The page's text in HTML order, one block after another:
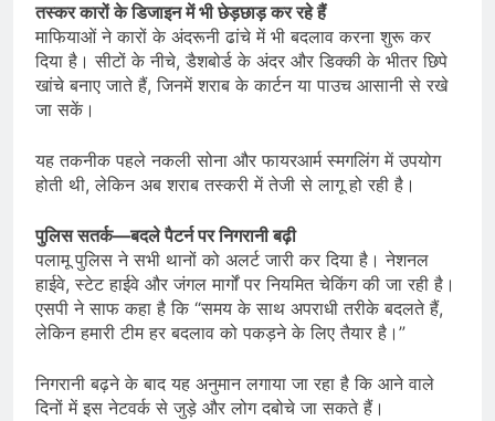
तस्कर कारों के डिजाइन में भी छेड़छाड़ कर रहे हैं
माफियाओं ने कारों के अंदरूनी ढांचे में भी बदलाव करना शुरू कर
दिया है। सीटों के नीचे, डैशबोर्ड के अंदर और डिक्की के भीतर छिपे
खांचे बनाए जाते हैं, जिनमें शराब के कार्टन या पाउच आसानी से रखे
जा सकें।
यह तकनीक पहले नकली सोना और फायरआर्म स्मगलिंग में उपयोग
होती थी, लेकिन अब शराब तस्करी में तेजी से लागू हो रही है।
पुलिस सतर्क—बदले पैटर्न पर निगरानी बढ़ी
पलामू पुलिस ने सभी थानों को अलर्ट जारी कर दिया है। नेशनल
हाईवे, स्टेट हाईवे और जंगल मार्गों पर नियमित चेकिंग की जा रही है।
एसपी ने साफ कहा है कि “समय के साथ अपराधी तरीके बदलते हैं,
लेकिन हमारी टीम हर बदलाव को पकड़ने के लिए तैयार है।”
निगरानी बढ़ने के बाद यह अनुमान लगाया जा रहा है कि आने वाले
दिनों में इस नेटवर्क से जुड़े और लोग दबोचे जा सकते हैं।